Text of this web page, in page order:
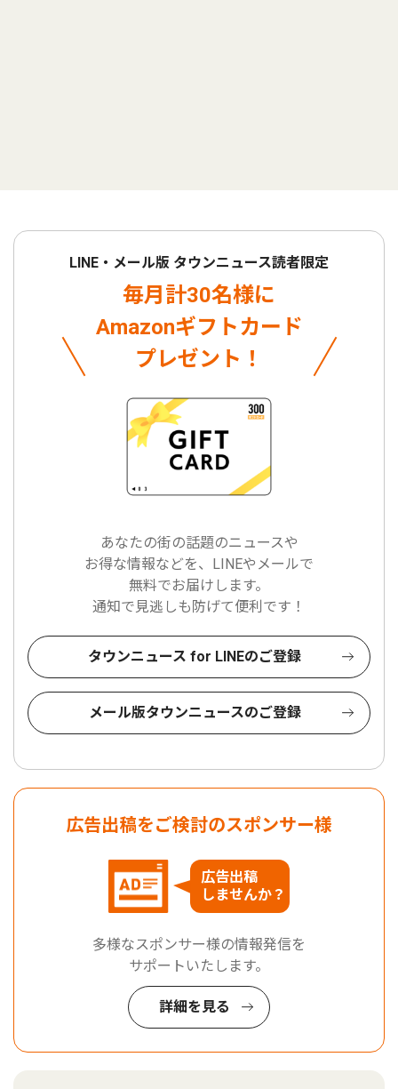
LINE・メール版 タウンニュース読者限定
毎月計30名様に
Amazonギフトカード
プレゼント！
あなたの街の話題のニュースや
お得な情報などを、LINEやメールで
無料でお届けします。
通知で見逃しも防げて便利です！
タウンニュース for LINEのご登録
メール版タウンニュースのご登録
広告出稿をご検討のスポンサー様
広告出稿
しませんか？
多様なスポンサー様の情報発信を
サポートいたします。
詳細を見る